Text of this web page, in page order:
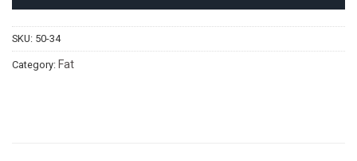
SKU: 50-34
Category: Fat